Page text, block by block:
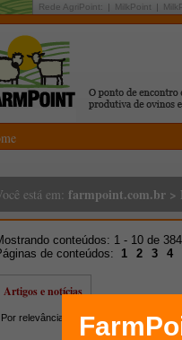
Rede AgriPoint: MilkPoint
está em: farmpoint.com.br >
conteúdos: 1 - 10 de
de conteúdos:
1 2 3 4
Artigos e notícias
Por relevância Por data Mais lidos